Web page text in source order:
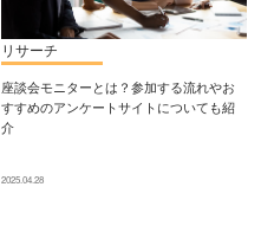
リサーチ
座談会モニターとは？参加する流れやお
すすめのアンケートサイトについても紹
介
2025.04.28